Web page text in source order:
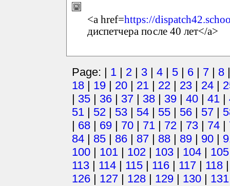
<a href=https://
диспетчера после 40 лет</a>
Page: | 1 | 2 | 3 | 4 | 5 | 6 | 7 | 8
18 | 19 | 20 | 21 | 22 | 23 | 24 |
| 35 | 36 | 37 | 38 | 39 | 40 | 41 |
51 | 52 | 53 | 54 | 55 | 56 | 57 |
| 68 | 69 | 70 | 71 | 72 | 73 | 74 |
84 | 85 | 86 | 87 | 88 | 89 | 90 |
100 | 101 | 102 | 103 | 104 | 105
113 | 114 | 115 | 116 | 117 | 118
126 | 127 | 128 | 129 | 130 | 131